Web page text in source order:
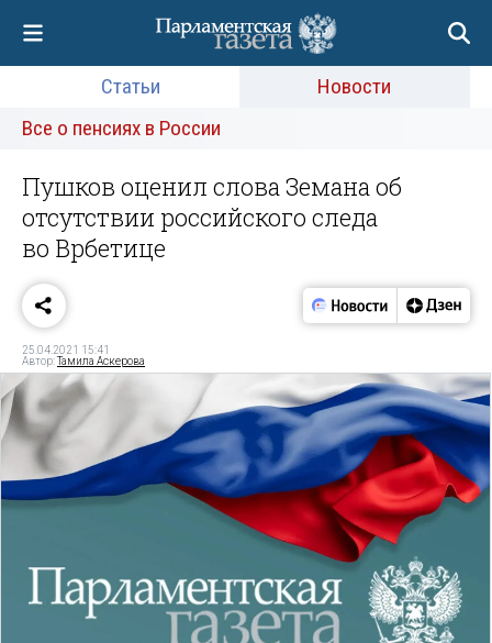
Статьи
Новости
Все о пенсиях в России
Пушков оценил слова Земана об
отсутствии российского следа
во Врбетице
25.04.2021 15:41
Автор:Тамила Аскерова